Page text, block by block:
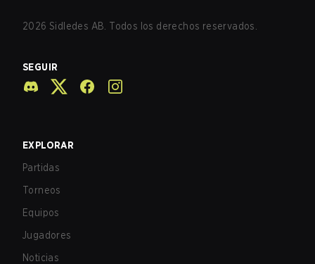
2026 Sidledes AB. Todos los derechos reservados.
SEGUIR
EXPLORAR
Partidas
Torneos
Equipos
Jugadores
Noticias